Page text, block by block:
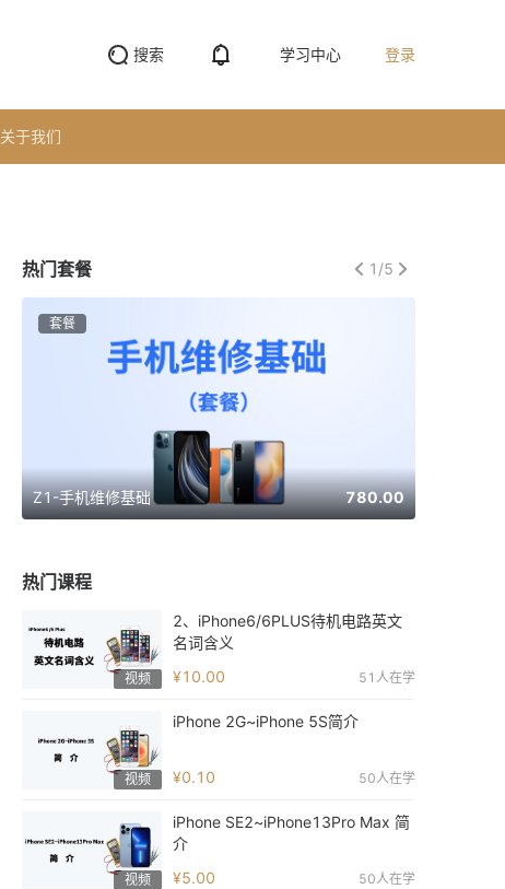
搜索 学习中心 登录
关于我们
热门套餐 1 /5
套餐
Z1-手机维修基础 780.00
热门课程
视频
2、iPhone6/6PLUS待机电路英文
名词含义
¥10.00
51 人在学
视频
iPhone 2G~iPhone 5S简介
¥0.10 50人在学
视频
iPhone SE2~iPhone13Pro Max 简
介
¥5.00
50人在学